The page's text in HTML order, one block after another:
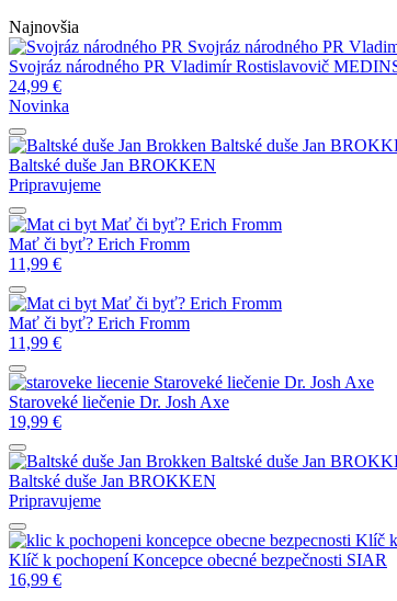
Najnovšia
Svojráz národného PR
Svojráz národného PR Vladimír Rostislavovič
24,99 €
Novinka
Baltské duše Jan
Baltské duše Jan BROKKEN
Pripravujeme
Mať či byť? Erich Fromm
Mať či byť? Erich Fromm
11,99 €
Mať či byť? Erich Fromm
Mať či byť? Erich Fromm
11,99 €
Staroveké liečenie Dr. Josh Axe
Staroveké liečenie Dr. Josh Axe
19,99 €
Baltské duše Jan
Baltské duše Jan BROKKEN
Pripravujeme
Klíč k
Klíč k pochopení Koncepce obecné bezpečnosti SIAR
16,99 €